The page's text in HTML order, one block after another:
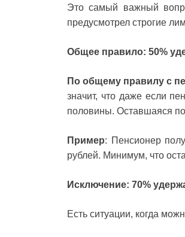
Это самый важный
предусмотрел строгие
Общее правило: 50%
По общему правилу с
значит, что даже если
половины. Оставшаяся
Пример: Пенсионер
рублей. Минимум, что
Исключение: 70%
Есть ситуации, когда